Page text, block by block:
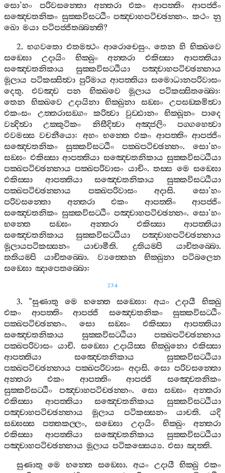
සො’හං පරිවසන‍්තො අන‍්තරා එකං ආපත‍්තිං
ආපජ‍්ජිං
සඤ‍්චෙතනිකං සුක‍්කවිසට‍්ඨිං පඤ‍්චාහපටිච‍්ඡන‍්නං. කථං නු
ඛො මයා පටිපජ‍්ජිතබ‍්බන‍්ති?
2. භගවතො එතමත්‍ථං ආරොචෙසුං. තෙන හි භික‍්ඛවෙ
සඞ‍්ඝො
උදායිං භික‍්ඛුං අන‍්තරා එකිස‍්සා
ආපත‍්තියා
සඤ‍්චෙතනිකාය
සුක‍්කවිසට‍්ඨියා
පඤ‍්චාහපටිච‍්ඡන‍්නාය
මූලාය පටිකස‍්සිත්‍වා පුරිමාය ආපත‍්තියා සමොධානපරිවාසං
දෙතු.එවඤ‍්ච පන භික‍්ඛවෙ මූලාය පටිකස‍්සිතබ‍්බො:
තෙන
භික‍්ඛවෙ උදායිනා භික‍්ඛුනා සඞ‍්ඝං
උපසඞ‍්කමිත්‍වා
එකංසං
උත‍්තරාසඞ‍්ගං කරිත්‍වා වුඩ‍්ඪානං භික‍්ඛූනං
පාදෙ
වන්‍දිත්‍වා
උක‍්කුටිකං නිසීදිත්‍වා අඤ‍්ජලිං
පග‍්ගහෙත්‍වා
එවමස‍්ස වචනීයො: අහං භන‍්තෙ එකං ආපත‍්තිං ආපජ‍්ජිං
සඤ‍්චෙතනිකං
සුක‍්කවිසට‍්ඨිං පක‍්ඛපටිච‍්ඡන‍්නං. සො’හං
සඞ‍්ඝං එකිස‍්සා ආපත‍්තියා සඤ‍්චෙතනිකාය සුක‍්කවිසට‍්ඨියා
පක‍්ඛපටිච‍්ඡන‍්නාය පක‍්ඛපරිවාසං යාචිං.තස‍්ස මෙ සඞ‍්ඝො
එකිස‍්සා
ආපත‍්තියා සඤ‍්චෙතනිකාය
සුක‍්කවිසට‍්ඨියා
පක‍්ඛපටිච‍්ඡන‍්නාය
පක‍්ඛපරිවාසං අදාසි.සො’හං
පරිවසන‍්තො
අන‍්තරා එකං ආපත‍්තිං
ආපජ‍්ජිං
සඤ‍්චෙතනිකං සුක‍්කවිසට‍්ඨිං පඤ‍්චාහපටිච‍්ඡන‍්නං. සො’හං
භන‍්තෙ
සඞ‍්ඝං අන‍්තරා එකිස‍්සා
ආපත‍්තියා
සඤ‍්චෙතනිකාය
සුක‍්කවිසට‍්ඨියා
පඤ‍්චාහපටිච‍්ඡන‍්නාය
මූලායපටිකස‍්සනං
යාචාමීති. දුතියම‍්පි යාචිතබ‍්බො.
තතියම‍්පි
යාචිතබ‍්බො. ව්‍යත‍්තෙන භික‍්ඛුනා
පටිබලෙන
සඞ‍්ඝො ඤාපෙතබ‍්බො:
234
3. “සුණාතු මෙ භන‍්තෙ සඞ‍්ඝො: අයං උදායී
භික‍්ඛු
එකං
ආපත‍්තිං ආපජ‍්ජි සඤ‍්චෙතනිකං
සුක‍්කවිසට‍්ඨිං
පක‍්ඛපටිච‍්ඡන‍්නං.සො සඞ‍්ඝං එකිස‍්සා
ආපත‍්තියා
සඤ‍්චෙතනිකාය
සුක‍්කවිසට‍්ඨියා
පක‍්ඛපටිච‍්ඡන‍්නාය
පක‍්ඛපරිවාසං යාචි. සඞ‍්ඝො උදායිස‍්ස භික‍්ඛුනො එකිස‍්සා
ආපත‍්තියා
සඤ‍්චෙතනිකාය
සුක‍්කවිසට‍්ඨියා
පක‍්ඛපටිච‍්ඡන‍්නාය පක‍්ඛපරිවාසං අදාසි. සො පරිවසන‍්තො
අන‍්තරා
එකං ආපත‍්තිං ආපජ‍්ජි
සඤ‍්චෙතනිකං
සුක‍්කවිසට‍්ඨිං
පඤ‍්චාහපටිච‍්ඡන‍්නං. සො සඞ‍්ඝං
අන‍්තරා
එකිස‍්සා
ආපත‍්තියා සඤ‍්චෙතනිකාය
සුක‍්කවිසට‍්ඨියා
පඤ‍්චාහපටිච‍්ඡන‍්නාය
මූලාය පටිකස‍්සනං යාචති. යදි
සඞ‍්ඝස‍්ස
පත‍්තකල‍්ලං,සඞ‍්ඝො උදායිං භික‍්ඛුං
අන‍්තරා
එකිස‍්සා
ආපත‍්තියා සඤ‍්චෙතනිකාය
සුක‍්කවිසට‍්ඨියා
පඤ‍්චාහපටිච‍්ඡන‍්නාය මූලාය පටිකස‍්සෙය්‍ය. එසා ඤත‍්ති.
සුණාතු
මෙ භන‍්තෙ සඞ‍්ඝො. අයං උදායී භික‍්ඛු එකං